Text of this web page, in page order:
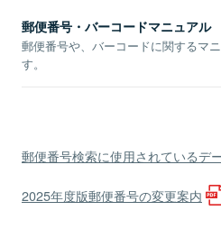
郵便番号・バーコードマニュアル
郵便番号や、バーコードに関するマ
す。
郵便番号検索に使用されているデ
2025年度版郵便番号の変更案内